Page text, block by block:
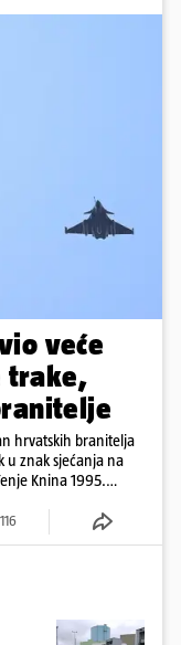
veće
trake,
hrvatskih branitelja
u znak sjećanja na
Knina 1995.
116